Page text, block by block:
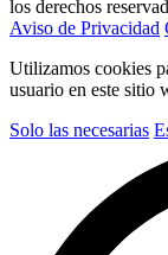
los derechos
Aviso de Privacidad
Utilizamos cookies
usuario en este sitio
Solo las necesarias